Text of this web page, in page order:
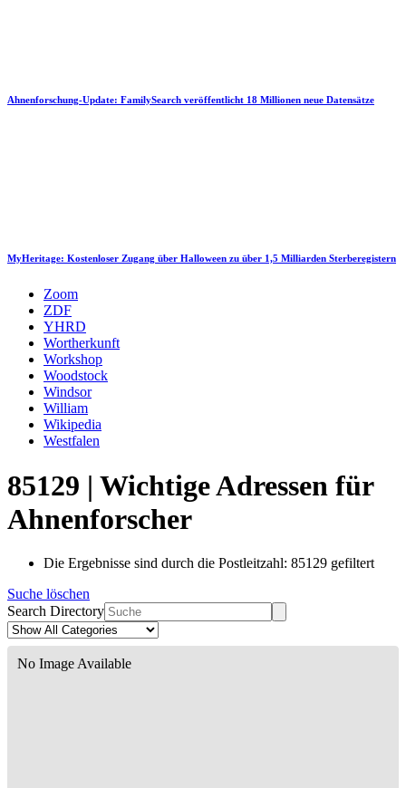
Ahnenforschung-Update: FamilySearch veröffentlicht 18 Millionen neue Datensätze
MyHeritage: Kostenloser Zugang über Halloween zu über 1,5 Milliarden Sterberegistern
Zoom
ZDF
YHRD
Wortherkunft
Workshop
Woodstock
Windsor
William
Wikipedia
Westfalen
85129 | Wichtige Adressen für
Ahnenforscher
Die Ergebnisse sind durch die Postleitzahl: 85129 gefiltert
Suche löschen
Search Directory
No Image Available